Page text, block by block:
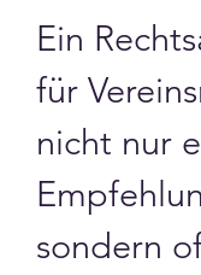
Ein
für
nicht nur
sondern